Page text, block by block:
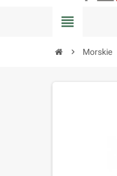
view_headline
chevron_right Morskie